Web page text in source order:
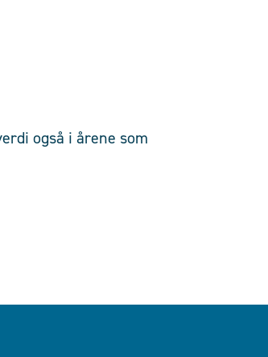
også i årene som